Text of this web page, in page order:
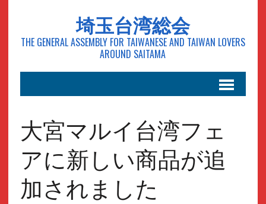
埼玉台湾総会
THE GENERAL ASSEMBLY FOR TAIWANESE AND TAIWAN LOVERS
AROUND SAITAMA
大宮マルイ台湾フェ
アに新しい商品が追
加されました